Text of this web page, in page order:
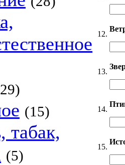
(15)
табак,
(5)
12.
13.
14.
15.